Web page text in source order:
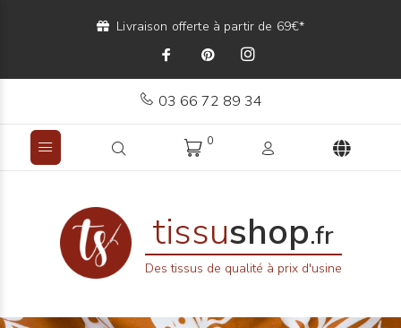
Livraison offerte à partir de 69€*
03 66 72 89 34
0
tissushop.fr
Des tissus de qualité à prix d'usine